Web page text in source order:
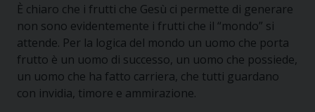
È chiaro che i frutti che Gesù ci permette di generare
non sono evidentemente i frutti che il “mondo” si
attende. Per la logica del mondo un uomo che porta
frutto è un uomo di successo, un uomo che possiede,
un uomo che ha fatto carriera, che tutti guardano
con invidia, timore e ammirazione.